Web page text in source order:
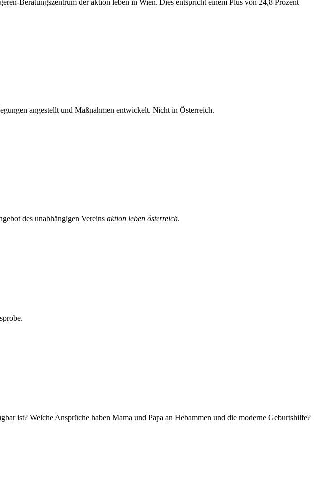
Beratungszentrum der aktion leben in Wien. Dies entspricht einem Plus von 24,8 Prozent
angestellt und Maßnahmen entwickelt. Nicht in Österreich.
des unabhängigen Vereins aktion leben österreich.
ist? Welche Ansprüche haben Mama und Papa an Hebammen und die moderne Geburtshilfe?